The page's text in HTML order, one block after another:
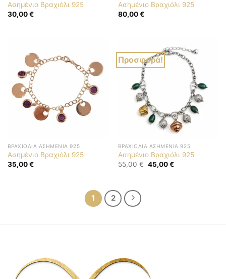
Ασημένιο Βραχιόλι 925
30,00€
Ασημένιο Βραχιόλι 925
80,00€
ΒΡΑΧΙΌΛΙΑ ΑΣΗΜΈΝΙΑ 925
Ασημένιο Βραχιόλι 925
35,00€
Προσφορά!
ΒΡΑΧΙΌΛΙΑ ΑΣΗΜΈΝΙΑ 925
Ασημένιο Βραχιόλι 925
55,00€ Original
price
45,00€Η
1 2